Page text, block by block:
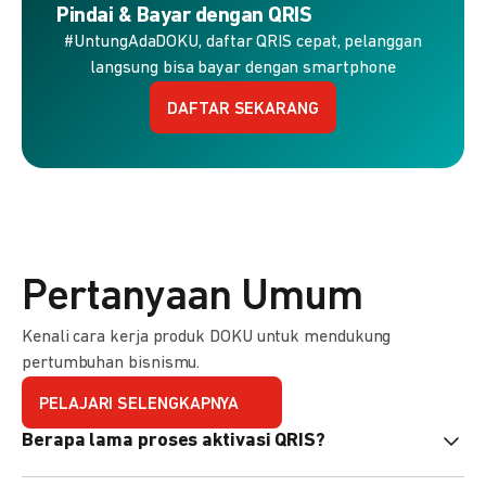
Pindai & Bayar dengan QRIS
#UntungAdaDOKU, daftar QRIS cepat, pelanggan
langsung bisa bayar dengan smartphone
DAFTAR SEKARANG
Pertanyaan Umum
Kenali cara kerja produk DOKU untuk mendukung
pertumbuhan bisnismu.
PELAJARI SELENGKAPNYA
Berapa lama proses aktivasi QRIS?